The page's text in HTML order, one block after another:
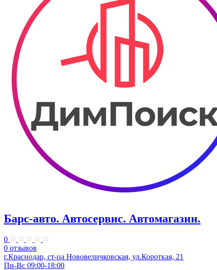
Барс-авто. Автосервис. Автомагазин.
0
0 отзывов
г.Краснодар, ст-ца Нововеличковская, ул.Короткая, 21
Пн-Вс 09:00-18:00